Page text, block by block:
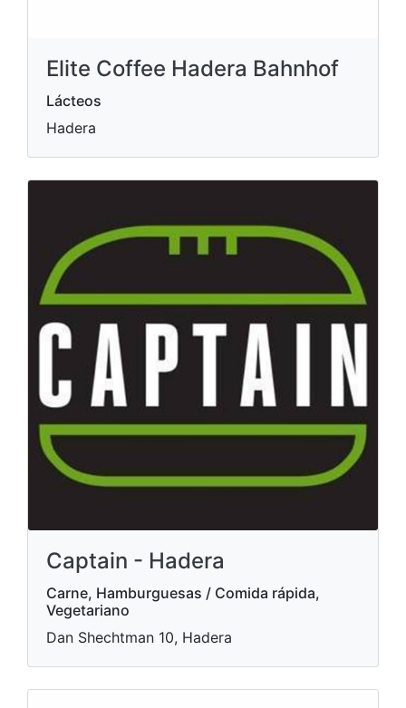
Elite Coffee Hadera Bahnhof
Lácteos
Hadera
Captain - Hadera
Carne, Hamburguesas / Comida rápida,
Vegetariano
Dan Shechtman 10, Hadera